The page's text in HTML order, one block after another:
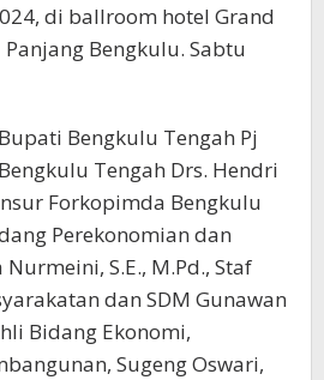
di ballroom hotel Grand
Bengkulu. Sabtu
Bengkulu Tengah Pj
Tengah Drs. Hendri
Forkopimda Bengkulu
Perekonomian dan
S.E., M.Pd., Staf
dan SDM Gunawan
Bidang Ekonomi,
Sugeng Oswari,